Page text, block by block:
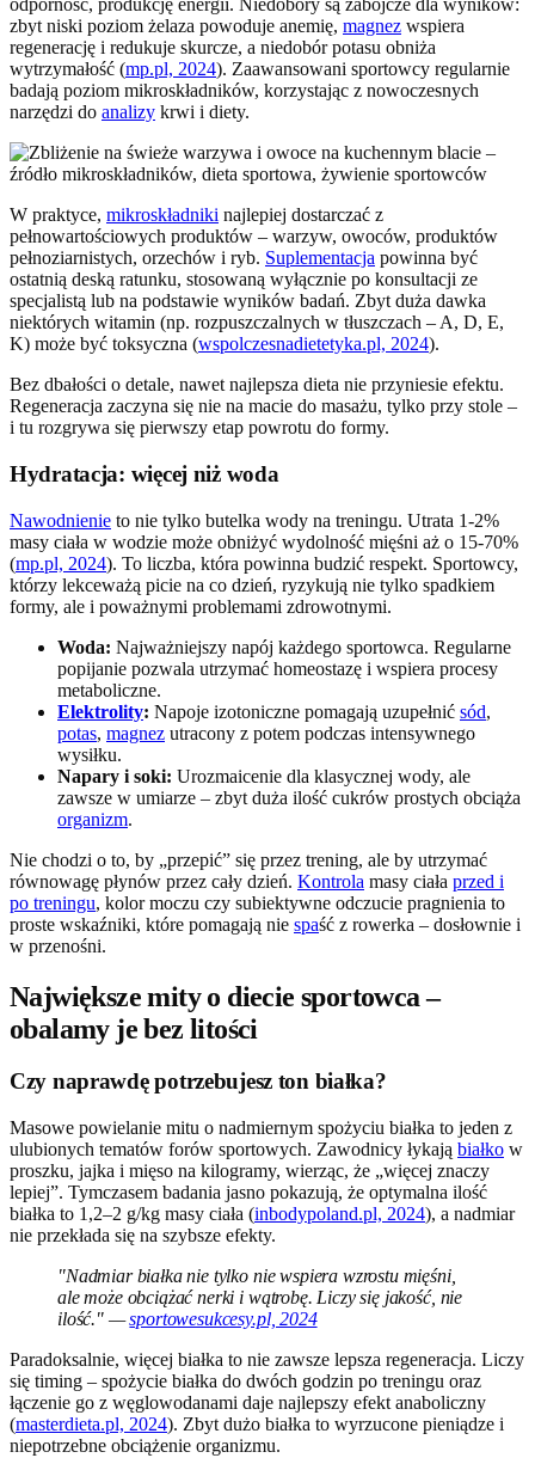
odporność, produkcję energii. Niedobory są zabójcze dla wyników:
zbyt niski poziom żelaza powoduje anemię, magnez wspiera
regenerację i redukuje skurcze, a niedobór potasu obniża
wytrzymałość (mp.pl, 2024). Zaawansowani sportowcy regularnie
badają poziom mikroskładników, korzystając z nowoczesnych
narzędzi do analizy krwi i diety.
W praktyce, mikroskładniki najlepiej dostarczać z
pełnowartościowych produktów – warzyw, owoców, produktów
pełnoziarnistych, orzechów i ryb. Suplementacja powinna być
ostatnią deską ratunku, stosowaną wyłącznie po konsultacji ze
specjalistą lub na podstawie wyników badań. Zbyt duża dawka
niektórych witamin (np. rozpuszczalnych w tłuszczach – A, D, E,
K) może być toksyczna (wspolczesnadietetyka.pl, 2024).
Bez dbałości o detale, nawet najlepsza dieta nie przyniesie efektu.
Regeneracja zaczyna się nie na macie do masażu, tylko przy stole –
i tu rozgrywa się pierwszy etap powrotu do formy.
Hydratacja: więcej niż woda
Nawodnienie to nie tylko butelka wody na treningu. Utrata 1-2%
masy ciała w wodzie może obniżyć wydolność mięśni aż o 15-70%
(mp.pl, 2024). To liczba, która powinna budzić respekt. Sportowcy,
którzy lekceważą picie na co dzień, ryzykują nie tylko spadkiem
formy, ale i poważnymi problemami zdrowotnymi.
Woda: Najważniejszy napój każdego sportowca. Regularne
popijanie pozwala utrzymać homeostazę i wspiera procesy
metaboliczne.
Elektrolity: Napoje izotoniczne pomagają uzupełnić sód,
potas, magnez utracony z potem podczas intensywnego
wysiłku.
Napary i soki: Urozmaicenie dla klasycznej wody, ale
zawsze w umiarze – zbyt duża ilość cukrów prostych obciąża
organizm.
Nie chodzi o to, by „przepić” się przez trening, ale by utrzymać
równowagę płynów przez cały dzień. Kontrola masy ciała przed i
po treningu, kolor moczu czy subiektywne odczucie pragnienia to
proste wskaźniki, które pomagają nie spaść z rowerka – dosłownie i
w przenośni.
Największe mity o diecie sportowca –
obalamy je bez litości
Czy naprawdę potrzebujesz ton białka?
Masowe powielanie mitu o nadmiernym spożyciu białka to jeden z
ulubionych tematów forów sportowych. Zawodnicy łykają białko w
proszku, jajka i mięso na kilogramy, wierząc, że „więcej znaczy
lepiej”. Tymczasem badania jasno pokazują, że optymalna ilość
białka to 1,2–2 g/kg masy ciała (inbodypoland.pl, 2024), a nadmiar
nie przekłada się na szybsze efekty.
"Nadmiar białka nie tylko nie wspiera wzrostu mięśni,
ale może obciążać nerki i wątrobę. Liczy się jakość, nie
ilość." —sportowesukcesy.pl, 2024
Paradoksalnie, więcej białka to nie zawsze lepsza regeneracja. Liczy
się timing – spożycie białka do dwóch godzin po treningu oraz
łączenie go z węglowodanami daje najlepszy efekt anaboliczny
(masterdieta.pl, 2024). Zbyt dużo białka to wyrzucone pieniądze i
niepotrzebne obciążenie organizmu.